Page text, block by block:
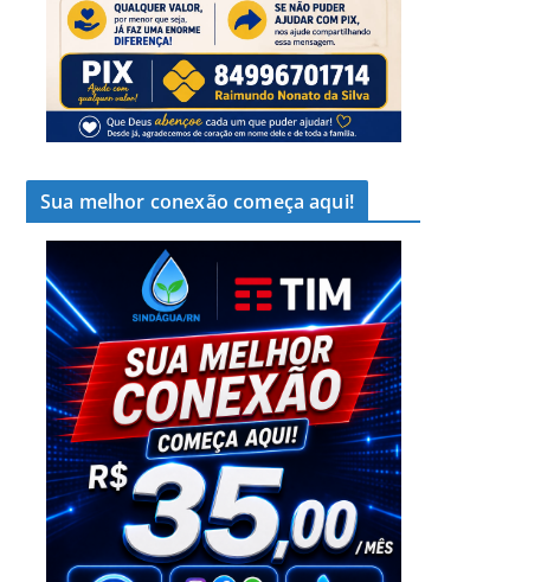
Sua melhor conexão começa aqui!